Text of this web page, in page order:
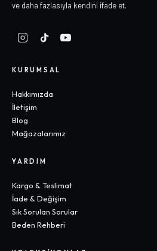
ve daha fazlasıyla kendini ifade et.
KURUMSAL
Hakkımızda
İletişim
Blog
Mağazalarımız
YARDIM
Kargo & Teslimat
İade & Değişim
Sık Sorulan Sorular
Beden Rehberi